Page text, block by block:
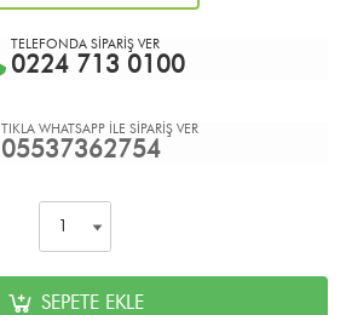
TELEFONDA SİPARİŞ VER
0224 713 0100
TIKLA WHATSAPP İLE SİPARİŞ VER
05537362754
SEPETE EKLE